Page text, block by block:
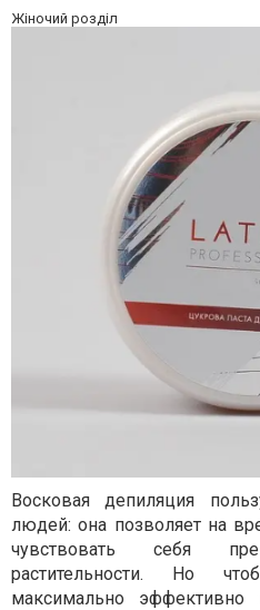
Жіночий розділ
Восковая депиляция
людей: она позволяет на
чувствовать себя
растительности. Но
максимально